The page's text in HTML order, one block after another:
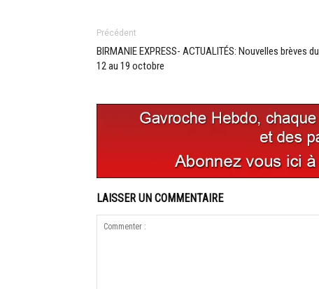
Précédent
BIRMANIE EXPRESS- ACTUALITÉS: Nouvelles brèves du
12 au 19 octobre
LAISSER UN COMMENTAIRE